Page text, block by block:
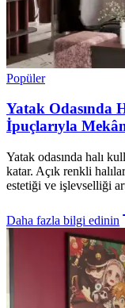
Popüler
Yatak Odasında
İpuçlarıyla
Yatak odasında halı
katar. Açık renkli
estetiği ve işlevselliği
Daha fazla bilgi edinin